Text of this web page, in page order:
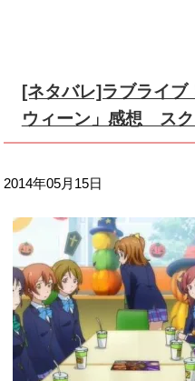
[ネタバレ]ラブライ
ウィーン」感想 スク
2014年05月15日